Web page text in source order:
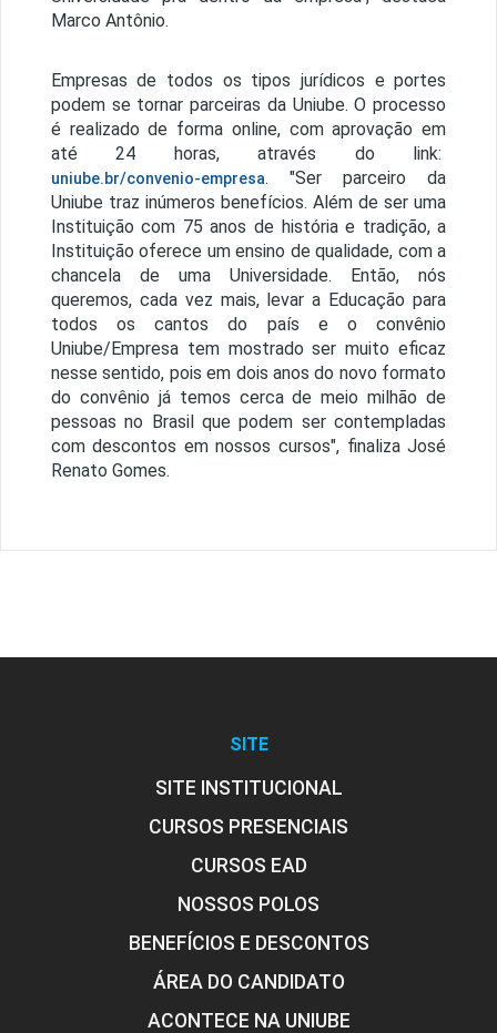
Marco Antônio.
Empresas de todos os tipos jurídicos e portes
podem se tornar parceiras da Uniube. O processo
é realizado de forma online, com aprovação em
até 24 horas, através do link:
uniube.br/convenio-empresa. "Ser parceiro da
Uniube traz inúmeros benefícios. Além de ser uma
Instituição com 75 anos de história e tradição, a
Instituição oferece um ensino de qualidade, com a
chancela de uma Universidade. Então, nós
queremos, cada vez mais, levar a Educação para
todos os cantos do país e o convênio
Uniube/Empresa tem mostrado ser muito eficaz
nesse sentido, pois em dois anos do novo formato
do convênio já temos cerca de meio milhão de
pessoas no Brasil que podem ser contempladas
com descontos em nossos cursos", finaliza José
Renato Gomes.
SITE
SITE INSTITUCIONAL
CURSOS PRESENCIAIS
CURSOS EAD
NOSSOS POLOS
BENEFÍCIOS E DESCONTOS
ÁREA DO CANDIDATO
ACONTECE NA UNIUBE